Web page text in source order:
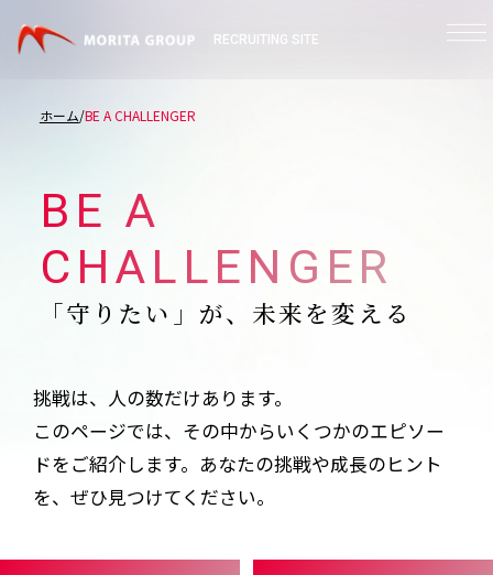
RECRUITING SITE
ホーム BE A CHALLENGER
BE A
CHALLENGER
「守りたい」が、未来を変える
挑戦は、⼈の数だけあります。
このページでは、その中からいくつかのエピソー
ドをご紹介します。あなたの挑戦や成⻑のヒント
を、ぜひ⾒つけてください。